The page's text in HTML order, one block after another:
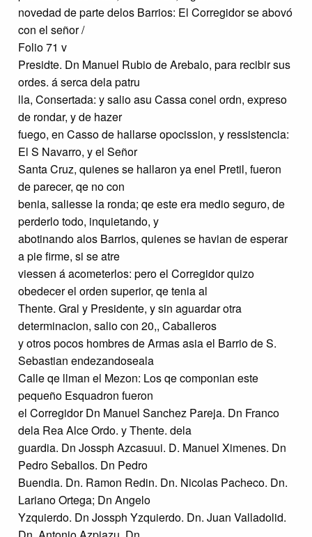
novedad de parte delos Barrios: El Corregidor se abovó
con el señor /
Folio 71 v
Presidte. Dn Manuel Rubio de Arebalo, para recibir sus
ordes. á serca dela patru
lla, Consertada: y salio asu Cassa conel ordn, expreso
de rondar, y de hazer
fuego, en Casso de hallarse opocission, y ressistencia:
El S Navarro, y el Señor
Santa Cruz, quienes se hallaron ya enel Pretil, fueron
de parecer, qe no con
benia, saliesse la ronda; qe este era medio seguro, de
perderlo todo, inquietando, y
abotinando alos Barrios, quienes se havian de esperar
a pie firme, si se atre
viessen á acometerlos: pero el Corregidor quizo
obedecer el orden superior, qe tenia al
Thente. Gral y Presidente, y sin aguardar otra
determinacion, salio con 20,, Caballeros
y otros pocos hombres de Armas asia el Barrio de S.
Sebastian endezandoseala
Calle qe llman el Mezon: Los qe componian este
pequeño Esquadron fueron
el Corregidor Dn Manuel Sanchez Pareja. Dn Franco
dela Rea Alce Ordo. y Thente. dela
guardia. Dn Jossph Azcasuui. D. Manuel Ximenes. Dn
Pedro Seballos. Dn Pedro
Buendia. Dn. Ramon Redin. Dn. Nicolas Pacheco. Dn.
Lariano Ortega; Dn Angelo
Yzquierdo. Dn Jossph Yzquierdo. Dn. Juan Valladolid.